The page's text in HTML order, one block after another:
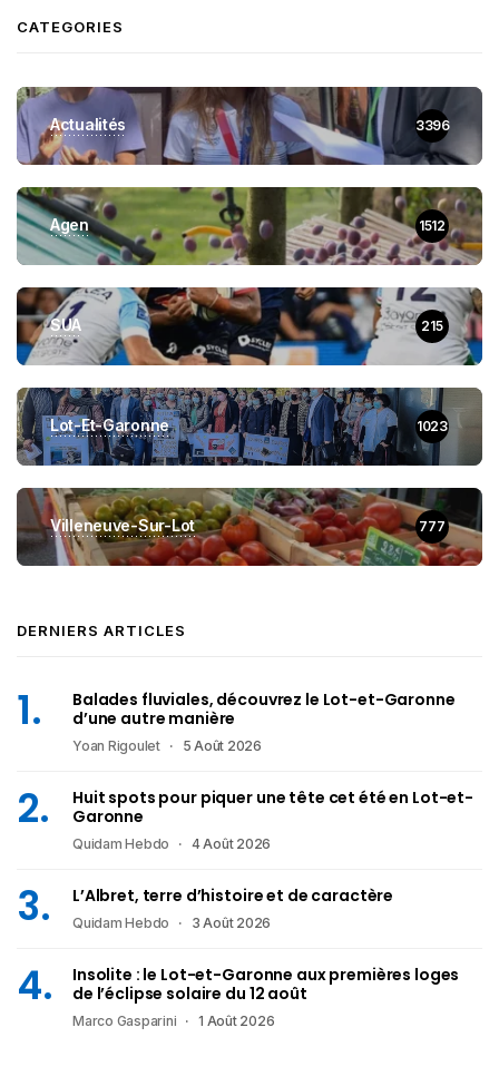
CATEGORIES
Actualités 3396
Agen 1512
SUA 215
Lot-Et-Garonne 1023
Villeneuve-Sur-Lot 777
DERNIERS ARTICLES
Balades fluviales, découvrez le Lot-et-Garonne
d’une autre manière
Yoan Rigoulet 5 Août 2026
Huit spots pour piquer une tête cet été en Lot-et-
Garonne
Quidam Hebdo 4 Août 2026
L’Albret, terre d’histoire et de caractère
Quidam Hebdo 3 Août 2026
Insolite : le Lot-et-Garonne aux premières loges
de l’éclipse solaire du 12 août
Marco Gasparini 1 Août 2026